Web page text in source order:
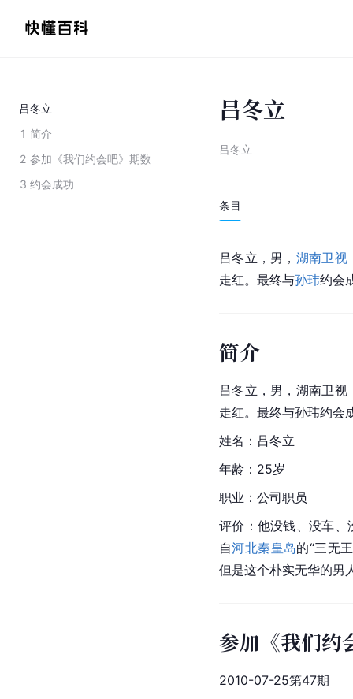
吕冬立
1 简介
2 参加《我们约会吧》期数
3 约会成功
吕冬立
吕冬立
条目
吕冬立，男， 湖南卫视
走红。最终与孙玮约会
简介
吕冬立，男，湖南卫
走红。最终与孙玮约会
姓名：吕冬立
年龄：25岁
职业：公司职员
评价：他没钱、没车、
自河北秦皇岛的“三无
但是这个朴实无华的男
参加《我们约
2010-07-25第47期